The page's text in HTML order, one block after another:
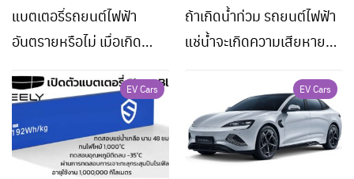
แบตเตอรี่รถยนต์ไฟฟ้า
อันตรายหรือไม่ เมื่อเกิด
อุบัติเหตุ
ถ้าเกิดน้ำท่วม รถยนต์ไฟฟ้า
แช่น้ำจะเกิดความเสียหาย
หรือไม่
EV Cars EV Cars